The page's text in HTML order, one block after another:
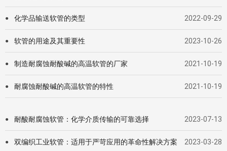
● 化学品输送软管的类型 2022-09-29
● 软管的用途及其重要性 2023-10-26
● 制造耐腐蚀耐酸碱的高温软管的厂家 2021-10-19
● 耐腐蚀耐酸碱的高温软管的特性 2021-10-19
● 耐酸耐腐蚀软管：化学介质传输的可靠选择 2023-07-13
● 双编织工业软管：适用于严苛应用的革命性解决方案 2023-03-28